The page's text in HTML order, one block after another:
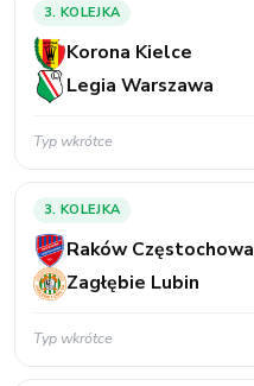
3. KOLEJKA
Korona Kielce
Legia Warszawa
Typ wkrótce
3. KOLEJKA
Raków Częstochowa
Zagłębie Lubin
Typ wkrótce